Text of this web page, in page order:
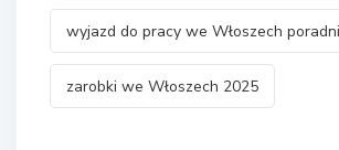
wyjazd do pracy we Włoszech
zarobki we Włoszech 2025